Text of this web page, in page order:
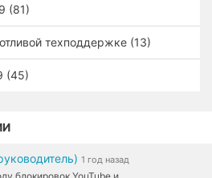
(81)
техподдержке (13)
(45)
1 год назад